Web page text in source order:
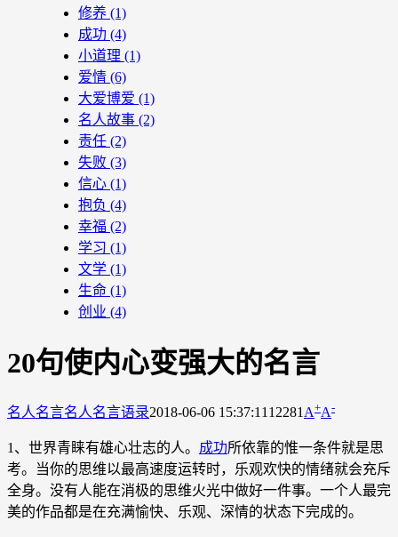
修养 (1)
成功 (4)
小道理 (1)
爱情 (6)
大爱博爱 (1)
名人故事 (2)
责任 (2)
失败 (3)
信心 (1)
抱负 (4)
幸福 (2)
学习 (1)
文学 (1)
生命 (1)
创业 (4)
20句使内心变强大的名言
名人名言名人名言语录2018-06-06 15:37:11 12281 A+A-
1、世界青睐有雄心壮志的人。 成功所依靠的惟一条件就是思
考。当你的思维以最高速度运转时，乐观欢快的情绪就会充斥
全身。没有人能在消极的思维火光中做好一件事。一个人最完
美的作品都是在充满愉快、乐观、深情的状态下完成的。